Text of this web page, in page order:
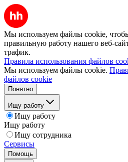
Мы используем файлы cookie,
правильную работу нашего веб-
трафик.
Правила использования файлов
Мы используем файлы cookie.
файлов cookie
Понятно
Ищу работу
Ищу работу
Ищу работу
Ищу сотрудника
Сервисы
Помощь